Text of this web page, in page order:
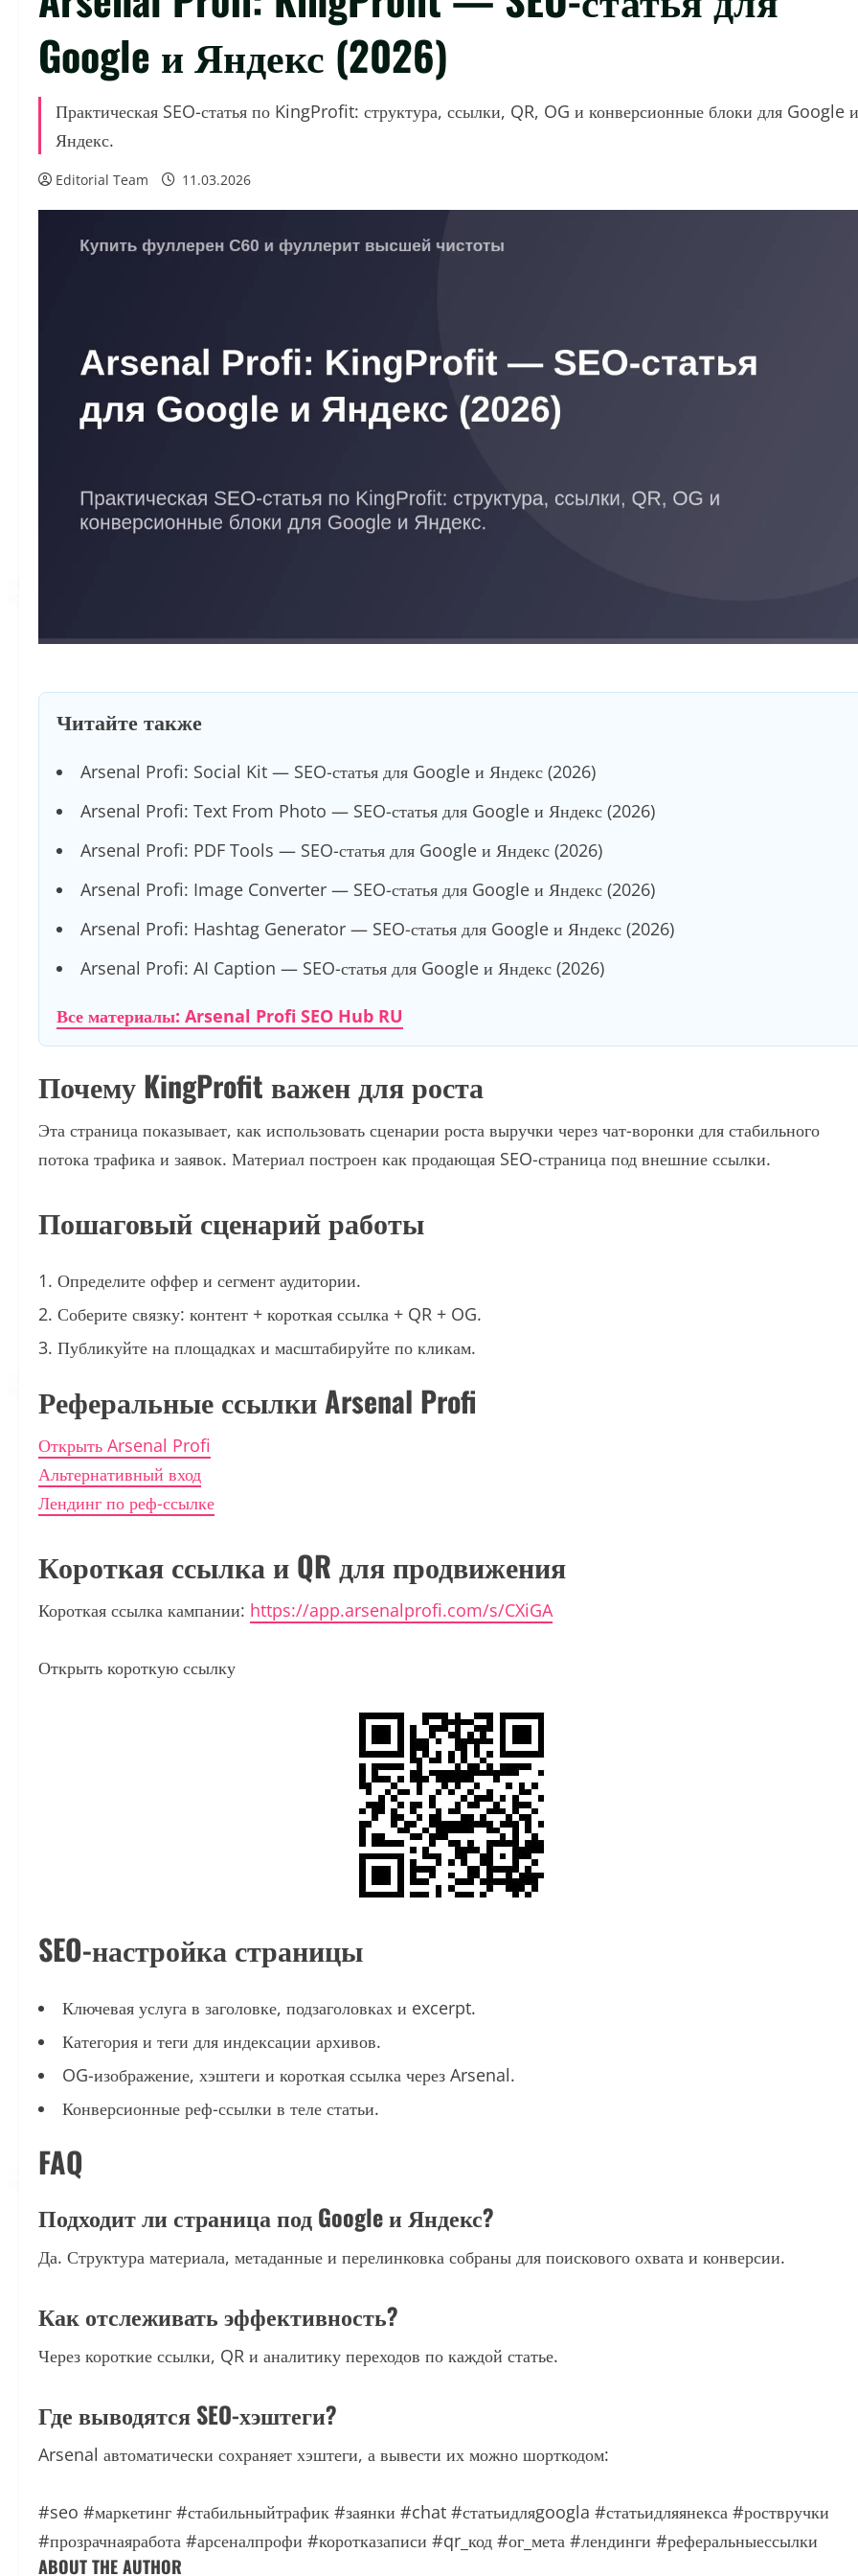
Google и Яндекс (2026)
Практическая SEO-статья по KingProfit: структура, ссылки, QR, OG и конверсионные блоки для Google и
Яндекс.
Editorial Team 11.03.2026
Читайте также
Arsenal Profi: Social Kit — SEO-статья для Google и Яндекс (2026)
Arsenal Profi: Text From Photo — SEO-статья для Google и Яндекс (2026)
Arsenal Profi: PDF Tools — SEO-статья для Google и Яндекс (2026)
Arsenal Profi: Image Converter — SEO-статья для Google и Яндекс (2026)
Arsenal Profi: Hashtag Generator — SEO-статья для Google и Яндекс (2026)
Arsenal Profi: AI Caption — SEO-статья для Google и Яндекс (2026)
Все материалы: Arsenal Profi SEO Hub RU
Почему KingProfit важен для роста
Эта страница показывает, как использовать сценарии роста выручки через чат-воронки для стабильного
потока трафика и заявок. Материал построен как продающая SEO-страница под внешние ссылки.
Пошаговый сценарий работы
Определите оффер и сегмент аудитории.
Соберите связку: контент + короткая ссылка + QR + OG.
Публикуйте на площадках и масштабируйте по кликам.
Реферальные ссылки Arsenal Profi
Открыть Arsenal Profi
Альтернативный вход
Лендинг по реф-ссылке
Короткая ссылка и QR для продвижения
Короткая ссылка кампании: https://app.arsenalprofi.com/s/CXiGA
Открыть короткую ссылку
SEO-настройка страницы
Ключевая услуга в заголовке, подзаголовках и excerpt.
Категория и теги для индексации архивов.
OG-изображение, хэштеги и короткая ссылка через Arsenal.
Конверсионные реф-ссылки в теле статьи.
FAQ
Подходит ли страница под Google и Яндекс?
Да. Структура материала, метаданные и перелинковка собраны для поискового охвата и конверсии.
Как отслеживать эффективность?
Через короткие ссылки, QR и аналитику переходов по каждой статье.
Где выводятся SEO-хэштеги?
Arsenal автоматически сохраняет хэштеги, а вывести их можно шорткодом:
#seo #маркетинг #стабильныйтрафик #заянки #chat #статьидляgoogla #статьидляянекса #роствручки
#прозрачнаяработа #арсеналпрофи #коротказаписи #qr_код #ог_мета #лендинги #реферальныессылки
ABOUT THE AUTHOR